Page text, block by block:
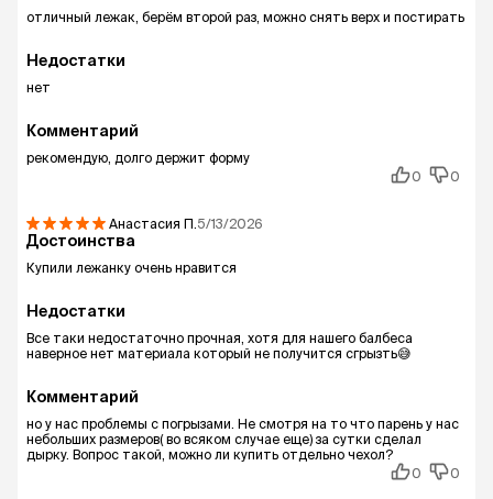
отличный лежак, берём второй раз, можно снять верх и постирать
Недостатки
нет
Комментарий
рекомендую, долго держит форму
0
0
Анастасия П. 5/13/2026
Достоинства
Купили лежанку очень нравится
Недостатки
Все таки недостаточно прочная, хотя для нашего балбеса
наверное нет материала который не получится сгрызть😅
Комментарий
но у нас проблемы с погрызами. Не смотря на то что парень у нас
небольших размеров( во всяком случае еще) за сутки сделал
дырку. Вопрос такой, можно ли купить отдельно чехол?
0
0